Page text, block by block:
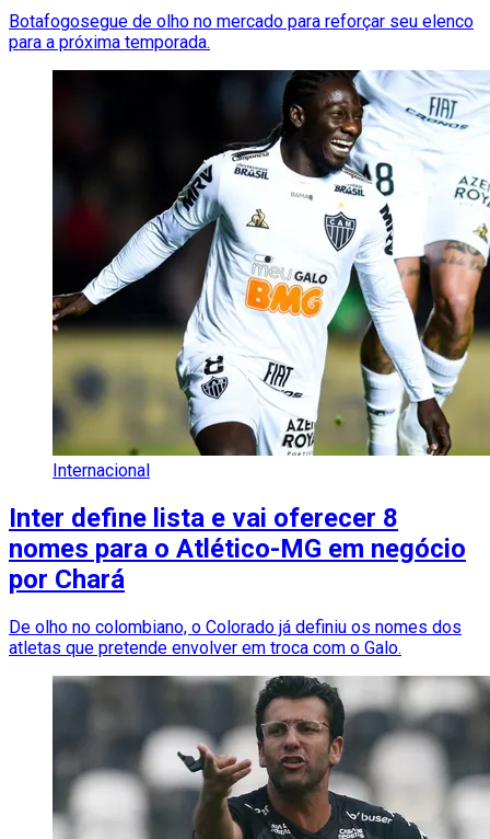
Botafogosegue de olho no mercado para reforçar seu elenco
para a próxima temporada.
Internacional
Inter define lista e vai oferecer 8
nomes para o Atlético-MG em negócio
por Chará
De olho no colombiano, o Colorado já definiu os nomes dos
atletas que pretende envolver em troca com o Galo.